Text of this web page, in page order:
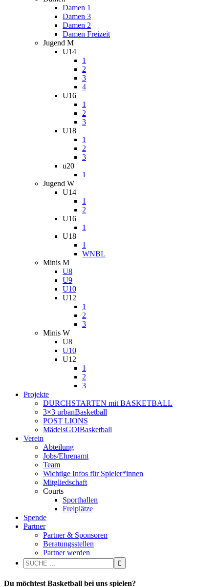
Damen 1
Damen 3
Damen 2
Damen Freizeit
Jugend M
U14
1
2
3
4
U16
1
2
3
U18
1
2
3
u20
1
Jugend W
U14
1
2
U16
1
U18
1
WNBL
Minis M
U8
U9
U10
U12
1
2
3
Minis W
U8
U10
U12
1
2
3
Projekte
DURCHSTARTEN mit BASKETBALL
3×3 urbanBasketball
POST LIONS
MädelsGO!Basketball
Verein
Abteilung
Jobs/Ehrenamt
Team
Wichtige Infos für Spieler*innen
Mitgliedschaft
Courts
Sporthallen
Freiplätze
Spende
Partner
Partner & Sponsoren
Beratungsstellen
Partner werden
Du möchtest Basketball bei uns spielen?